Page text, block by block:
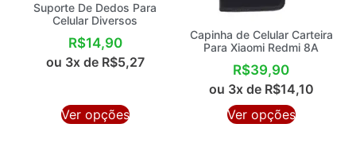
Suporte De Dedos Para
Celular Diversos
R$14,90
ou 3x de R$5,27
Ver opções
Capinha de Celular Carteira
Para Xiaomi Redmi 8A
R$39,90
ou 3x de R$14,10
Ver opções